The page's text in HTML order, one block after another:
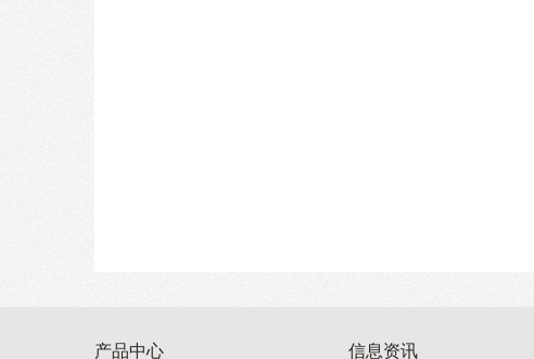
产品中心 信息资讯